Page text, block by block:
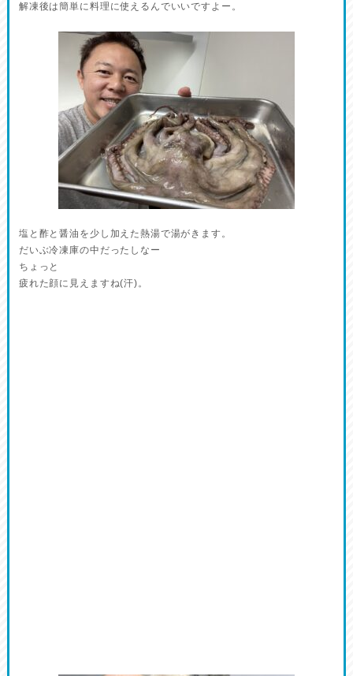
解凍後は簡単に料理に使えるんでいいですよー。
塩と酢と醤油を少し加えた熱湯で湯がきます。
だいぶ冷凍庫の中だったしなー
ちょっと
疲れた顔に見えますね(汗)。